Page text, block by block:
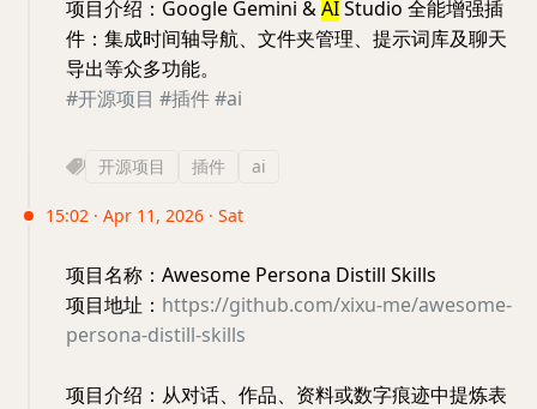
项目介绍：Google Gemini &AIStudio 全能增强插
件：集成时间轴导航、文件夹管理、提示词库及聊天
导出等众多功能。
#开源项目 #插件#ai
开源项目 插件 ai
15:02 · Apr 11, 2026 · Sat
项目名称：Awesome Persona Distill Skills
项目地址： https://github.com/xixu-me/awesome-
persona-distill-skills
项目介绍：从对话、作品、资料或数字痕迹中提炼表